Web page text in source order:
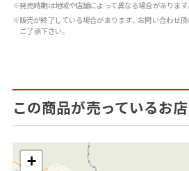
※発売時期は地域や店舗によって異なる場合があります
※販売が終了している場合があります。お問い合わせ
ご了承下さい。
この商品が売っているお店
+